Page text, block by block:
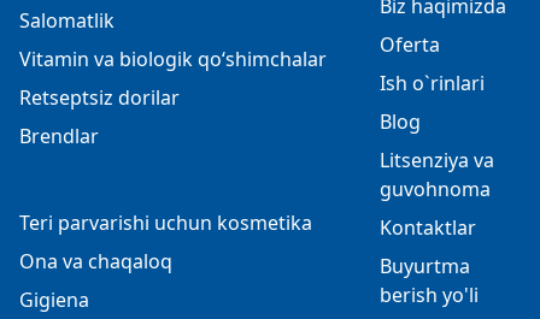
Salomatlik
Vitamin va biologik qo‘shimchalar
Retseptsiz dorilar
Brendlar
Teri parvarishi uchun kosmetika
Ona va chaqaloq
Gigiena
Biz haqimizda
Oferta
Ish o`rinlari
Blog
Litsenziya va
guvohnoma
Kontaktlar
Buyurtma
berish yo'li